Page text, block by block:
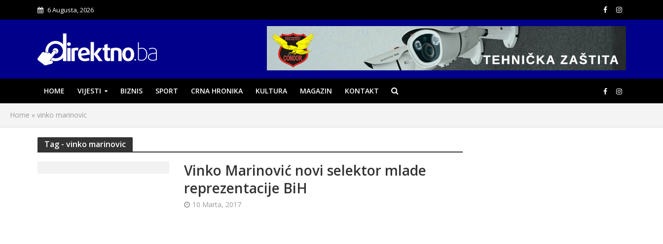
6 Augusta, 2026
HOME VIJESTI BIZNIS SPORT CRNA HRONIKA KULTURA MAGAZIN KONTAKT
Home » vinko marinovic
Tag - vinko marinovic
Vinko Marinović novi selektor mlade
reprezentacije BiH
10 Marta, 2017